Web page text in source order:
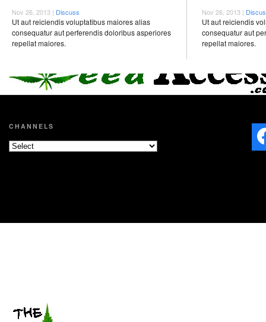
Nov 26, 2013 | Discuss
Ut aut reiciendis voluptatibus maiores alias
consequatur aut perferendis doloribus asperiores
repellat maiores.
Nov 26, 2013 |
Ut aut reiciendis
consequatur aut
repellat maiores.
CHANNELS